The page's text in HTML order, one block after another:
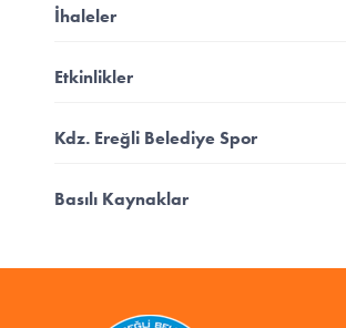
İhaleler
Etkinlikler
Kdz. Ereğli Belediye Spor
Basılı Kaynaklar